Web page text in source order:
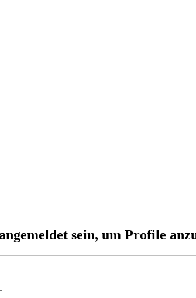
sein, um Profile